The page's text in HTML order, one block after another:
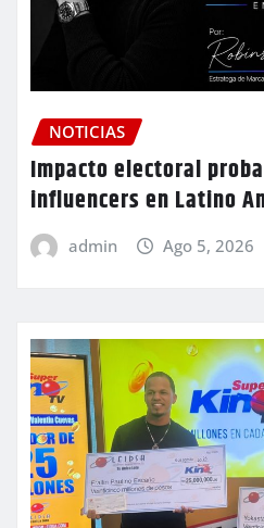
NOTICIAS
Impacto electoral
influencers en Latino
admin Ago 5, 2026